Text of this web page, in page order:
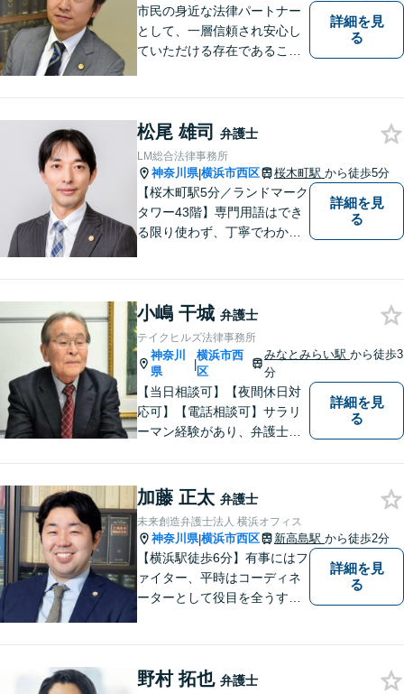
市民の身近な法律パートナー
として、一層信頼され安心し
ていただける存在であること
詳細を見
る
松尾 雄司 弁護士
LM総合法律事務所
神奈川県|横浜市西区 桜木町駅 から徒歩5分
【桜木町駅5分／ランドマーク
タワー43階】専門用語はでき
る限り使わず、丁寧でわかり
誠心誠意対応いたします。
【初回相談45分無料】【完全
個室で対応】
詳細を見
る
小嶋 干城 弁護士
テイクヒルズ法律事務所
神奈川
県
|
横浜市西
区
みなとみらい駅から徒歩3
分
【当日相談可】【夜間休日対
応可】【電話相談可】サラリ
ーマン経験があり、弁護士と
詳細を見
る
加藤 正太 弁護士
未来創造弁護士法人 横浜オフィス
神奈川県|横浜市西区 新高島駅 から徒歩2分
【横浜駅徒歩6分】有事にはフ
ァイター、平時はコーディネ
ーターとして役目を全うする
します。【独占禁止法・下請
詳細を見
る
野村 拓也 弁護士